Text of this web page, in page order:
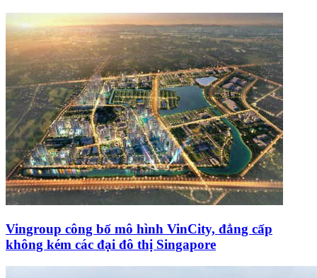
Vingroup công bố mô hình VinCity, đẳng cấp
không kém các đại đô thị Singapore